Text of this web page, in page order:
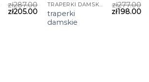
zł287.00
zł205.00
TRAPERKI DAMSKIE
traperki
damskie
zł277.00
zł198.00